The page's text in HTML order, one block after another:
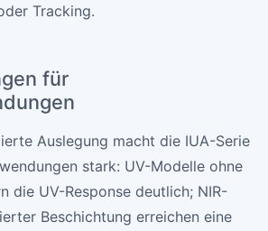
Tracking.
für
Auslegung macht die IUA-Serie
stark: UV-Modelle ohne
die UV-Response deutlich; NIR-
Beschichtung erreichen eine